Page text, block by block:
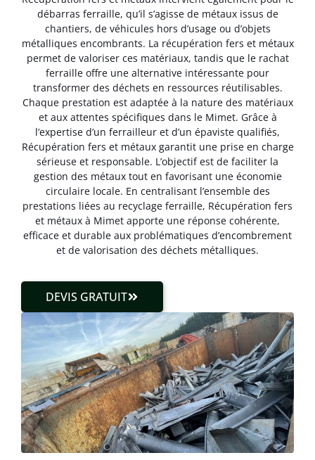
débarras ferraille, qu’il s’agisse de métaux issus de
chantiers, de véhicules hors d’usage ou d’objets
métalliques encombrants. La récupération fers et métaux
permet de valoriser ces matériaux, tandis que le rachat
ferraille offre une alternative intéressante pour
transformer des déchets en ressources réutilisables.
Chaque prestation est adaptée à la nature des matériaux
et aux attentes spécifiques dans le Mimet. Grâce à
l’expertise d’un ferrailleur et d’un épaviste qualifiés,
Récupération fers et métaux garantit une prise en charge
sérieuse et responsable. L’objectif est de faciliter la
gestion des métaux tout en favorisant une économie
circulaire locale. En centralisant l’ensemble des
prestations liées au recyclage ferraille, Récupération fers
et métaux à Mimet apporte une réponse cohérente,
efficace et durable aux problématiques d’encombrement
et de valorisation des déchets métalliques.
DEVIS GRATUIT